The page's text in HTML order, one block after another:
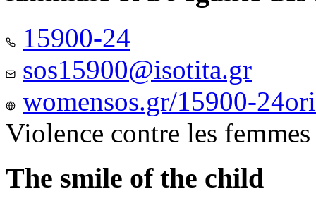
15900-24
sos15900@isotita.gr
womensos.gr/15900-
Violence contre les femmes
The smile of the child